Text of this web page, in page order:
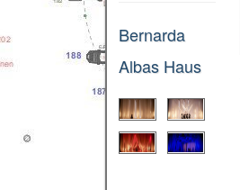
Bernarda
Albas Haus